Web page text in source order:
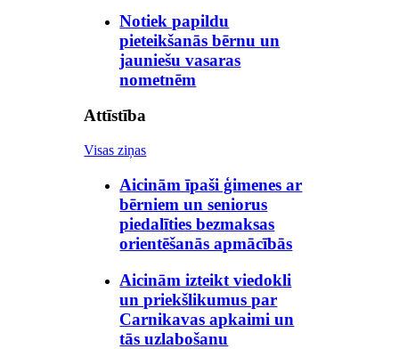
Notiek papildu
pieteikšanās bērnu un
jauniešu vasaras
nometnēm
Attīstība
Visas ziņas
Aicinām īpaši ģimenes ar
bērniem un seniorus
piedalīties bezmaksas
orientēšanās apmācībās
Aicinām izteikt viedokli
un priekšlikumus par
Carnikavas apkaimi un
tās uzlabošanu